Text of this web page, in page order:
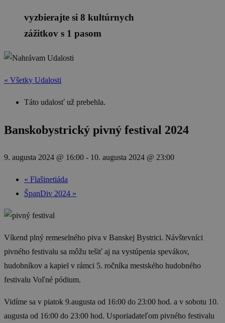
vyzbierajte si 8 kultúrnych
zážitkov s 1 pasom
« Všetky Udalosti
Táto udalosť už prebehla.
Banskobystrický pivný festival 2024
9. augusta 2024 @ 16:00 - 10. augusta 2024 @ 23:00
« Flašinetiáda
ŠpanDiv 2024 »
Víkend plný remeselného piva v Banskej Bystrici. Návštevníci
pivného festivalu sa môžu tešiť aj na vystúpenia spevákov,
hudobníkov a kapiel v rámci 5. ročníka mestského hudobného
festivalu Voľné pódium.
Vidíme sa v piatok 9.augusta od 16:00 do 23:00 hod. a v sobotu 10.
augusta od 16:00 do 23:00 hod. Usporiadateľom pivného festivalu